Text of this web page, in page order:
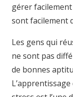
gérer facilement
sont facilement
Les gens qui
ne sont pas
de bonnes